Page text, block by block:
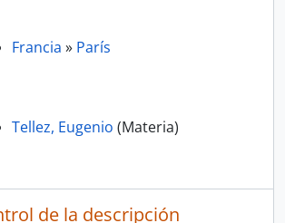
Francia » París
Tellez, Eugenio (Materia)
de la descripción